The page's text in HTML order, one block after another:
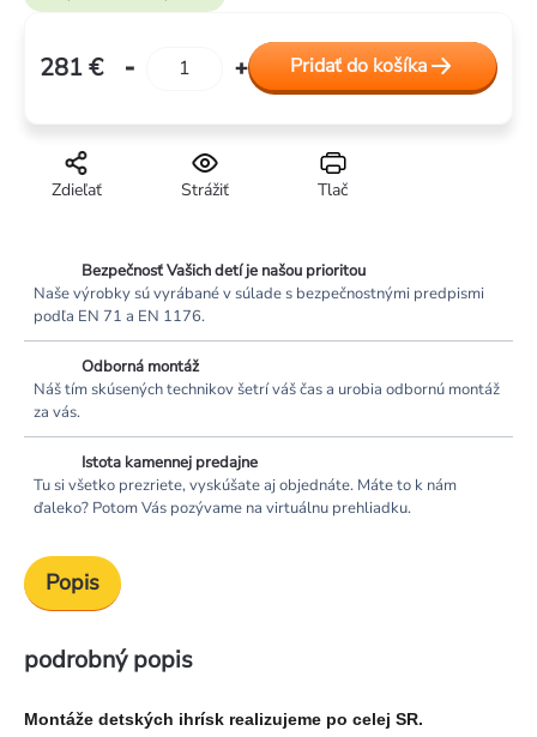
hviezdičiek.
Tlač
Strážiť
Zdieľať
281 €
Jednotková
Pridať do košíka
Bezpečnosť Vašich detí je našou prioritou
Naše výrobky sú vyrábané v súlade s bezpečnostnými predpismi
podľa EN 71 a EN 1176.
Odborná montáž
Náš tím skúsených technikov šetrí váš čas a urobia odbornú montáž
za vás.
Istota kamennej predajne
Tu si všetko prezriete, vyskúšate aj objednáte. Máte to k nám
ďaleko? Potom Vás pozývame na virtuálnu prehliadku.
Popis
podrobný popis
Montáže detských ihrísk realizujeme po celej SR.